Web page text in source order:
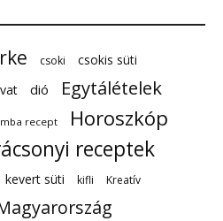
csoki csokis süti
dió Egytálételek
recept Horoszkóp
receptek
kevert süti kifli
Kreatív